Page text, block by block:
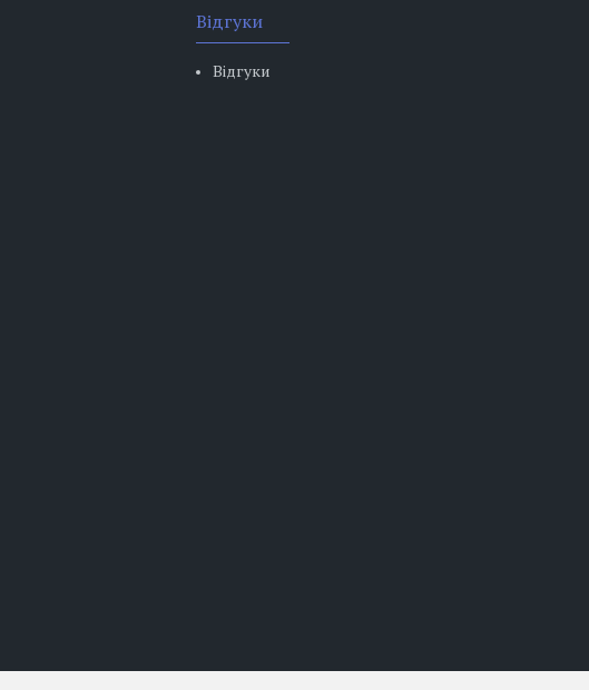
Відгуки
Відгуки